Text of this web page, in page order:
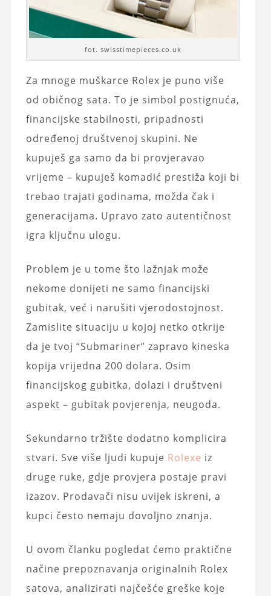
fot. swisstimepieces.co.uk
Za mnoge muškarce Rolex je puno više
od običnog sata. To je simbol postignuća,
financijske stabilnosti, pripadnosti
određenoj društvenoj skupini. Ne
kupuješ ga samo da bi provjeravao
vrijeme – kupuješ komadić prestiža koji bi
trebao trajati godinama, možda čak i
generacijama. Upravo zato autentičnost
igra ključnu ulogu.
Problem je u tome što lažnjak može
nekome donijeti ne samo financijski
gubitak, već i narušiti vjerodostojnost.
Zamislite situaciju u kojoj netko otkrije
da je tvoj “Submariner” zapravo kineska
kopija vrijedna 200 dolara. Osim
financijskog gubitka, dolazi i društveni
aspekt – gubitak povjerenja, neugoda.
Sekundarno tržište dodatno komplicira
stvari. Sve više ljudi kupuje Rolexe iz
druge ruke, gdje provjera postaje pravi
izazov. Prodavači nisu uvijek iskreni, a
kupci često nemaju dovoljno znanja.
U ovom članku pogledat ćemo praktične
načine prepoznavanja originalnih Rolex
satova, analizirati najčešće greške koje